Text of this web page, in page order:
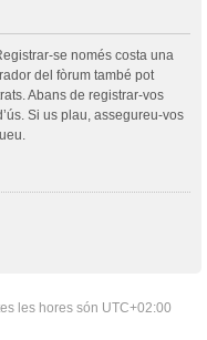
se només costa una
del fòrum també pot
Abans de registrar-vos
Si us plau, assegureu-vos
les hores són UTC+02:00